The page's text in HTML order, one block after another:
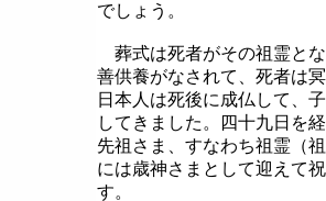
でしょう。
葬式は死者がその祖霊と
善供養がなされて、死者は
日本人は死後に成仏して、
してきました。四十九日を
先祖さま、すなわち祖霊（
には歳神さまとして迎えて
す。